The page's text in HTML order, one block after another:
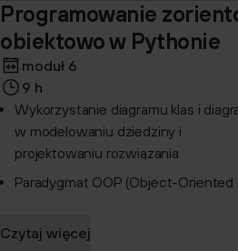
Programowanie
obiektowo w Pythonie
moduł 6
9 h
Wykorzystanie diagramu klas i
w modelowaniu dziedziny i
projektowaniu rozwiązania
Paradygmat OOP (Object-Oriented
Czytaj więcej